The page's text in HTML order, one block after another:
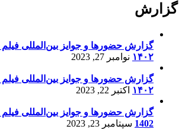
گزارش
گزارش حضورها و جوایز بین‌المللی فیلم
۱۴۰۲ نوامبر 27, 2023
گزارش حضورها و جوایز بین‌المللی فیلم
۱۴۰۲ اکتبر 22, 2023
گزارش حضورها و جوایز بین‌المللی فیلم
1402 سپتامبر 23, 2023